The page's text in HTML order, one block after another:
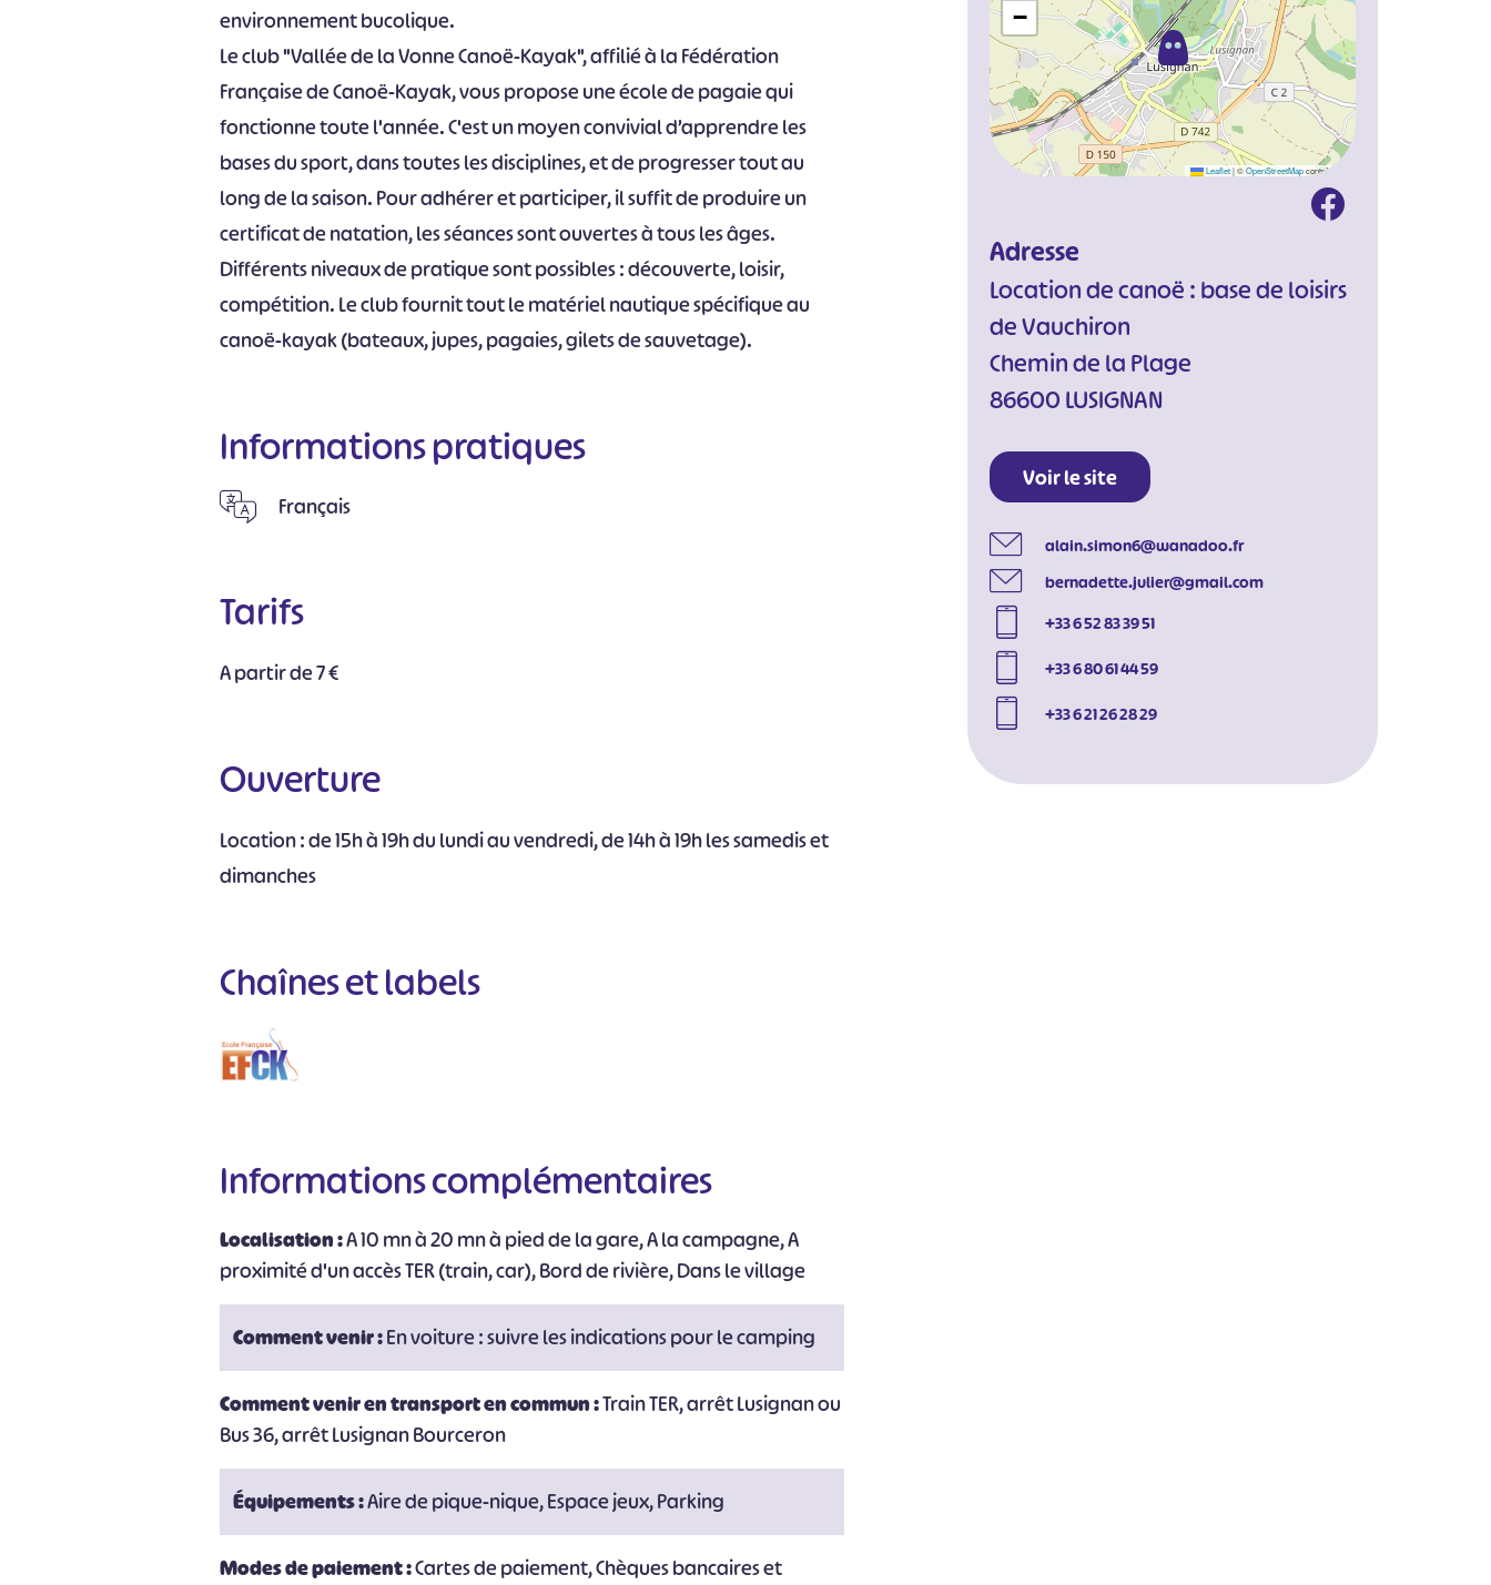
environnement bucolique.
Le club "Vallée de la Vonne Canoë-Kayak", affilié à la Fédération
Française de Canoë-Kayak, vous propose une école de pagaie qui
fonctionne toute l'année. C'est un moyen convivial d’apprendre les
bases du sport, dans toutes les disciplines, et de progresser tout au
long de la saison. Pour adhérer et participer, il suffit de produire un
certificat de natation, les séances sont ouvertes à tous les âges.
Différents niveaux de pratique sont possibles : découverte, loisir,
compétition. Le club fournit tout le matériel nautique spécifique au
canoë-kayak (bateaux, jupes, pagaies, gilets de sauvetage).
Informations pratiques
Français
Tarifs
A partir de 7 €
Ouverture
Location : de 15h à 19h du lundi au vendredi, de 14h à 19h les samedis et
dimanches
Chaînes et labels
Informations complémentaires
Localisation :A 10 mn à 20 mn à pied de la gare, A la campagne, A
proximité d'un accès TER (train, car), Bord de rivière, Dans le village
Comment venir :En voiture : suivre les indications pour le camping
Comment venir en transport en commun :Train TER, arrêt Lusignan ou
Bus 36, arrêt Lusignan Bourceron
Équipements :Aire de pique-nique, Espace jeux, Parking
Modes de paiement :Cartes de paiement, Chèques bancaires et
−
Leaflet|©OpenStreetMapcontributors
Adresse
Location de canoë : base de loisirs
de Vauchiron
Chemin de la Plage
86600 LUSIGNAN
Voir le site
alain.simon6@wanadoo.fr
bernadette.julier@gmail.com
+33 6 52 83 39 51
+33 6 80 61 44 59
+33 6 21 26 28 29